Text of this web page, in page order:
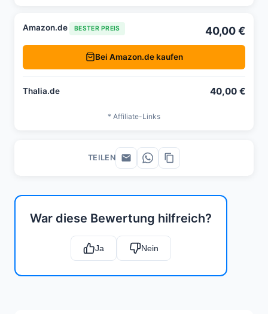
War diese Bewertung hilfreich?
Ja Nein
Amazon.de BESTER PREIS 40,00 €
Bei Amazon.de kaufen
Thalia.de 40,00 €
* Affiliate-Links
TEILEN